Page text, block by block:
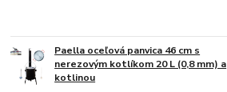
Paella oceľová panvica 46 cm s
nerezovým kotlíkom 20 L (0,8 mm) a
kotlinou